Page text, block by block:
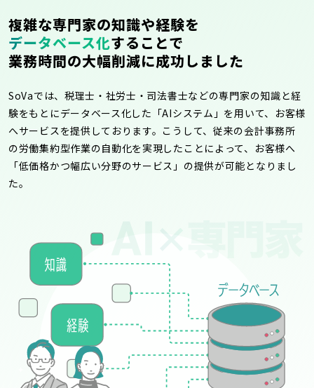
複雑な専門家の知識や経験を
データベース化することで
業務時間の大幅削減に成功しました
SoVaでは、税理士・社労士・司法書士などの専門家の知識と経
験をもとにデータベース化した「AIシステム」を用いて、お客様
へサービスを提供しております。こうして、従来の会計事務所
の労働集約型作業の自動化を実現したことによって、お客様へ
「低価格かつ幅広い分野のサービス」の提供が可能となりまし
た。